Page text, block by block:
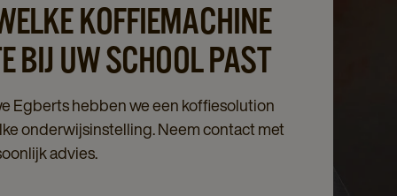
KOFFIEMACHINE
BIJ UW SCHOOL PAST
Egberts hebben we een koffiesolution
onderwijsinstelling. Neem contact met
advies.